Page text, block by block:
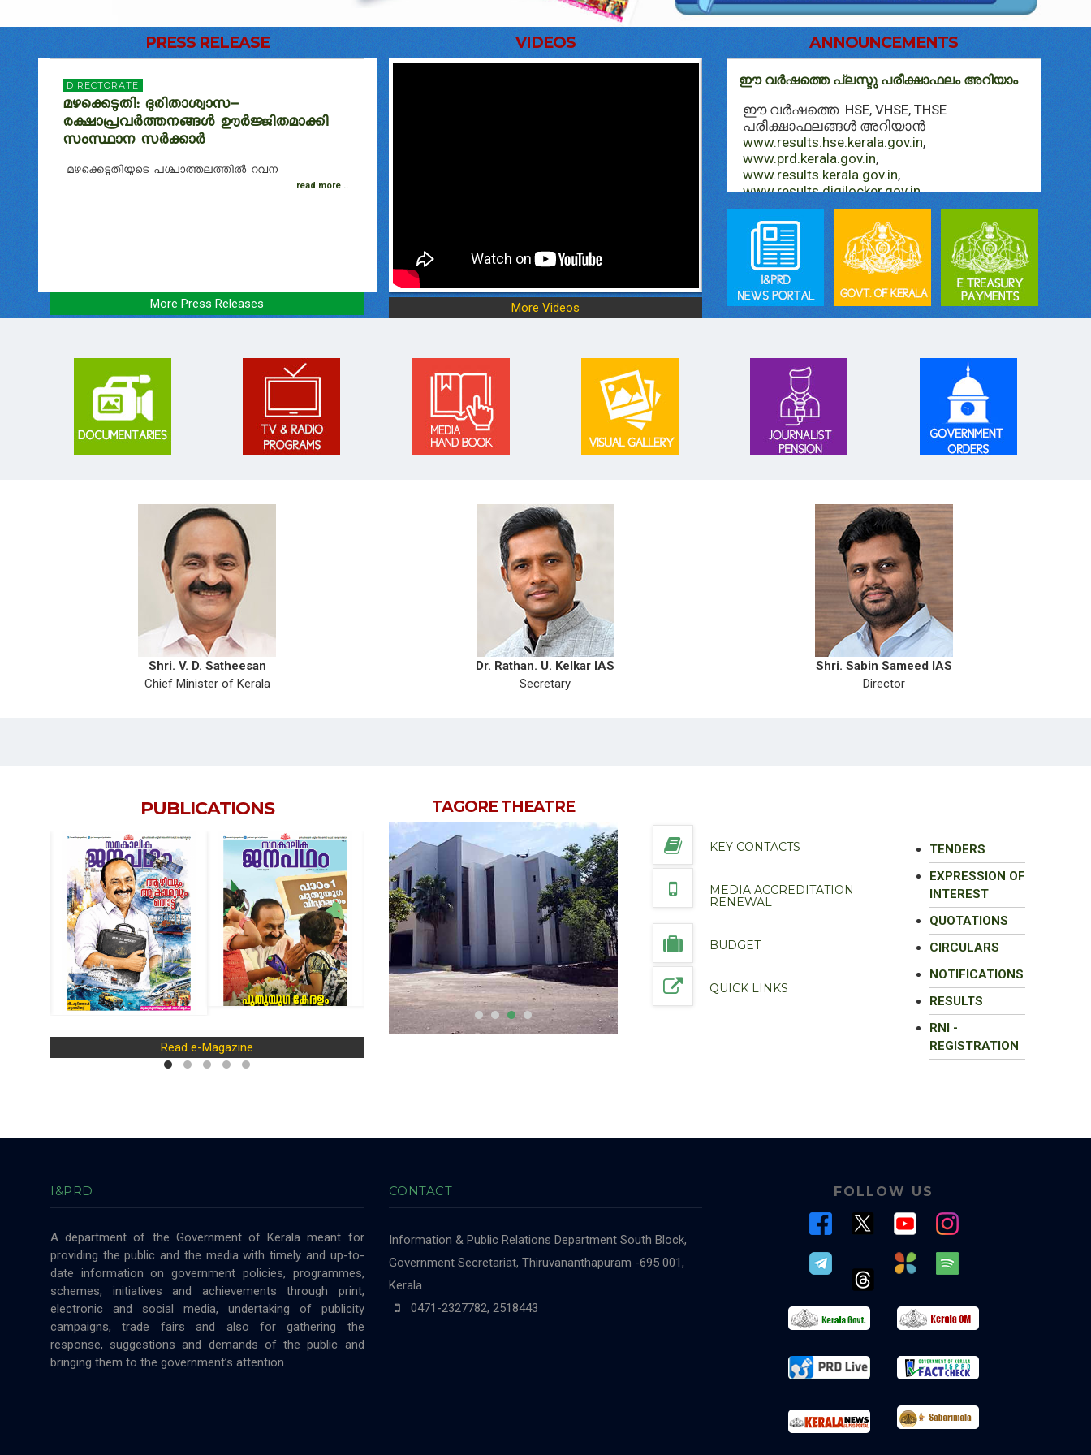
PRESS RELEASE
DIRECTORATE
മഴക്കെടുതി: ദുരിതാശ്വാസ-
രക്ഷാപ്രവർത്തനങ്ങൾ ഊർജ്ജിതമാക്കി
സംസ്ഥാന സർക്കാർ
മഴക്കെടുതിയുടെ പശ്ചാത്തലത്തിൽ റവന
read more ..
More Press Releases
VIDEOS
More Videos
ANNOUNCEMENTS
അവസാന തീയതി 14/08/2026
ഈ വർഷത്തെ പ്ലസ്ടു പരീക്ഷാഫലം അറിയാം
ഈ വർഷത്തെ HSE, VHSE, THSE
പരീക്ഷാഫലങ്ങള്‍ അറിയാൻ
www.results.hse.kerala.gov.in,
www.prd.kerala.gov.in,
www.results.kerala.gov.in,
www.results.digilocker.gov.in,
www.results.kite.kerala.gov.in
ഈ
Shri. V. D. Satheesan
Chief Minister of Kerala
Dr. Rathan. U. Kelkar IAS
Secretary
Shri. Sabin Sameed IAS
Director
PUBLICATIONS
Read e-Magazine
TAGORE THEATRE
VIEW DETAILS
KEY CONTACTS
MEDIA ACCREDITATION
RENEWAL
BUDGET
QUICK LINKS
TENDERS
EXPRESSION OF
INTEREST
QUOTATIONS
CIRCULARS
NOTIFICATIONS
RESULTS
RNI -
REGISTRATION
I&PRD
A department of the Government of Kerala meant for
providing the public and the media with timely and up-to-
date information on government policies, programmes,
schemes, initiatives and achievements through print,
electronic and social media, undertaking of publicity
campaigns, trade fairs and also for gathering the
response, suggestions and demands of the public and
bringing them to the government’s attention.
CONTACT
Information & Public Relations Department South Block,
Government Secretariat, Thiruvananthapuram -695 001,
Kerala
0471-2327782, 2518443
FOLLOW US